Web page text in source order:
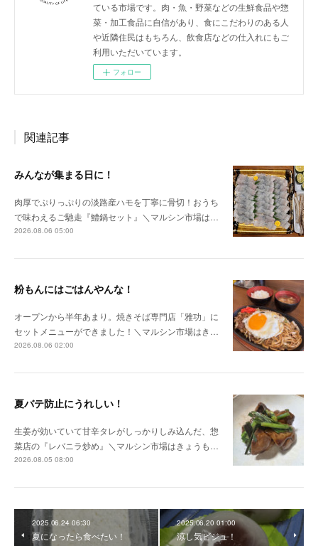
ている市場です。肉・魚・野菜などの生鮮食品や惣
菜・加工食品に自信があり、食にこだわりのある人
や近隣住民はもちろん、飲食店などの仕入れにもご
利用いただいています。
フォロー
関連記事
みんなが集まる日に！
肉厚でぷりっぷりの淡路産ハモを丁寧に骨切！おうち
で味わえるご馳走『鱧鍋セット』＼マルシン市場は…
2026.08.06 05:00
粉もんにはごはんやんな！
オープンから半年あまり。焼きそば専門店「雅功」に
セットメニューができました！＼マルシン市場はき…
2026.08.06 02:00
夏バテ防止にうれしい！
生姜が効いていて甘辛タレがしっかりしみ込んだ、惣
菜店の『レバニラ炒め』＼マルシン市場はきょうも…
2026.08.05 08:00
2025.06.24 06:30
夏になったら食べたい！
2025.06.20 01:00
涼し気ビジュ！